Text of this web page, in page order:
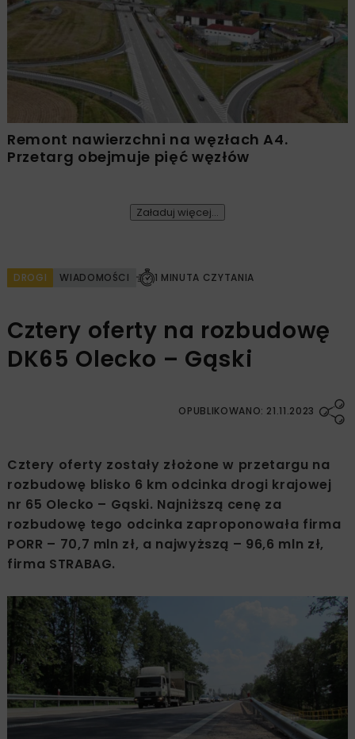
Remont nawierzchni na węzłach A4.
Przetarg obejmuje pięć węzłów
Załaduj więcej...
DROGI WIADOMOŚCI 1 MINUTA CZYTANIA
Cztery oferty na rozbudowę
DK65 Olecko – Gąski
OPUBLIKOWANO: 21.11.2023
Cztery oferty zostały złożone w przetargu na
rozbudowę blisko 6 km odcinka drogi krajowej
nr 65 Olecko – Gąski. Najniższą cenę za
rozbudowę tego odcinka zaproponowała firma
PORR – 70,7 mln zł, a najwyższą – 96,6 mln zł,
firma STRABAG.